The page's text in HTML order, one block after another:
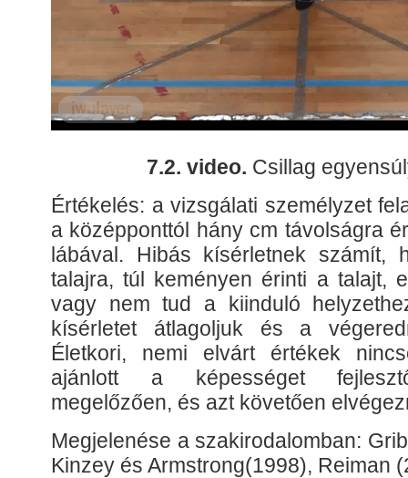
7.2. video. Csillag
Értékelés: a vizsgálati személyzet
a középponttól hány cm távolságra
lábával. Hibás kísérletnek számít,
talajra, túl keményen érinti a talajt,
vagy nem tud a kiinduló
kísérletet átlagoljuk és a
Életkori, nemi elvárt értékek
ajánlott a képességet
megelőzően, és azt követően
Megjelenése a szakirodalomban:
Kinzey és Armstrong(1998), Reiman